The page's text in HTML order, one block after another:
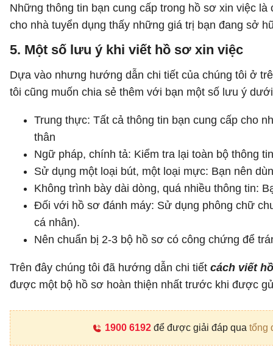
Những thông tin bạn cung cấp trong hồ sơ xin việc
cho nhà tuyển dụng thấy những giá trị bạn đang sở
5. Một số lưu ý khi viết hồ sơ xin việc
Dựa vào nhưng hướng dẫn chi tiết của chúng tôi ở
tôi cũng muốn chia sẻ thêm với bạn một số lưu ý
Trung thực: Tất cả thông tin bạn cung cấp cho
thân
Ngữ pháp, chính tả: Kiểm tra lại toàn bộ thông
Sử dụng một loại bút, một loại mực: Bạn nên
Không trình bày dài dòng, quá nhiều thông tin:
Đối với hồ sơ đánh máy: Sử dụng phông chữ
cá nhân).
Nên chuẩn bị 2-3 bộ hồ sơ có công chứng để
Trên đây chúng tôi đã hướng dẫn chi tiết cách viết
được một bộ hồ sơ hoàn thiện nhất trước khi được
1900 6192để được giải đáp qua tổng